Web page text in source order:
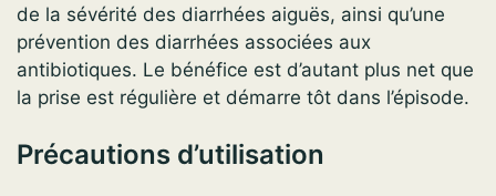
de la sévérité des diarrhées aiguës, ainsi qu’une
prévention des diarrhées associées aux
antibiotiques. Le bénéfice est d’autant plus net que
la prise est régulière et démarre tôt dans l’épisode.
Précautions d’utilisation